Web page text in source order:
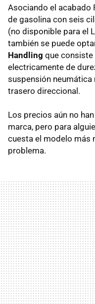
Asociando el acabado
de gasolina con seis
(no disponible para el
también se puede
Handling que consiste
electricamente de
suspensión
trasero direccional.
Los precios aún no
marca, pero para
cuesta el modelo más
problema.